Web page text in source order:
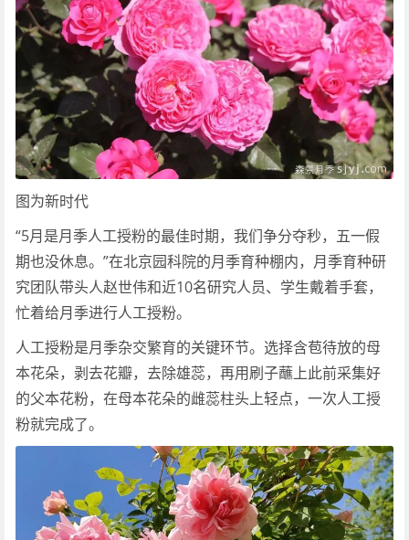
图为新时代
“5月是月季人工授粉的最佳时期，我们争分夺秒，五一假
期也没休息。”在北京园科院的月季育种棚内，月季育种研
究团队带头人赵世伟和近10名研究人员、学生戴着手套，
忙着给月季进行人工授粉。
人工授粉是月季杂交繁育的关键环节。选择含苞待放的母
本花朵，剥去花瓣，去除雄蕊，再用刷子蘸上此前采集好
的父本花粉，在母本花朵的雌蕊柱头上轻点，一次人工授
粉就完成了。